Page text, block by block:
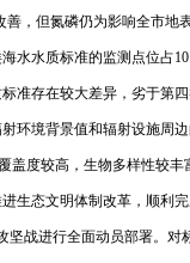
，但氮磷仍为影响全市地
水水质标准的监测点位占
准存在较大差异，劣于第
环境背景值和辐射设施周
盖度较高，生物多样性较丰
生态文明体制改革，顺利
战进行全面动员部署。